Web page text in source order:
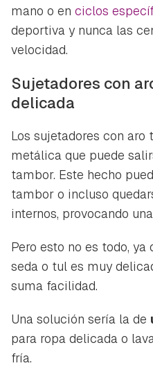
mano o en ciclos
deportiva y nunca las
velocidad.
Sujetadores con
delicada
Los sujetadores con
metálica que puede
tambor. Este hecho
tambor o incluso
internos, provocando
Pero esto no es todo,
seda o tul es muy
suma facilidad.
Una solución sería la de
para ropa delicada o
fría.